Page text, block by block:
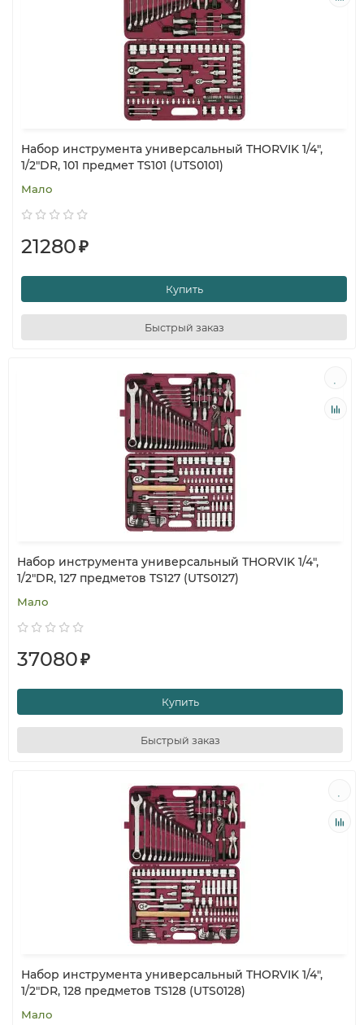
Набор инструмента универсальный THORVIK 1/4",
1/2"DR, 101 предмет TS101 (UTS0101)
Мало
21280₽
Купить
Быстрый заказ
Набор инструмента универсальный THORVIK 1/4",
1/2"DR, 127 предметов TS127 (UTS0127)
Мало
37080₽
Купить
Быстрый заказ
Набор инструмента универсальный THORVIK 1/4",
1/2"DR, 128 предметов TS128 (UTS0128)
Мало